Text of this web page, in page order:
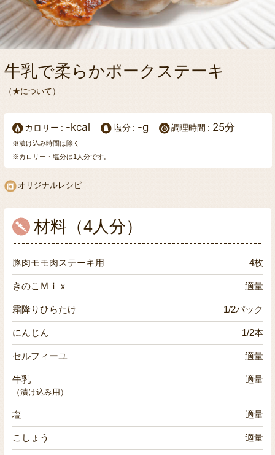
牛乳で柔らかポークステーキ
（ ★について ）
カロリー -kcal 塩分 -g 調理時間 25分
※漬け込み時間は除く
※カロリー・塩分は1人分です。
オリジナルレシピ
材料（4人分）
豚肉モモ肉ステーキ用 4枚
きのこＭｉｘ 適量
霜降りひらたけ 1/2パック
にんじん 1/2本
セルフィーユ 適量
牛乳 適量
（漬け込み用）
塩 適量
こしょう 適量